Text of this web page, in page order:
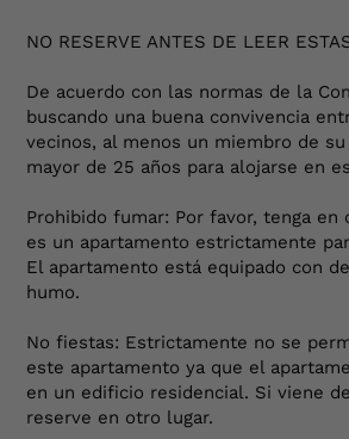
La ubicación del apartamento
principales atracciones
ciudad, como la Sagrada
Gótico y la Playa de la
estarás rodeado de una
restaurantes, tiendas y
entretenimiento, asegurando
Con su combinación de
ubicación céntrica, este
Cama Individual:0
Camas Dobles:2
Sofa Cama:0
Horas De Silencio:22h - 9h
Auto Check-In:
Hora Del Check-In: 15:00
Hora Del Check-Out:11:00
NO RESERVE ANTES DE LEER
De acuerdo con las normas de la
buscando una buena convivencia
vecinos, al menos un miembro de
mayor de 25 años para alojarse en
Prohibido fumar: Por favor, tenga en
es un apartamento estrictamente
El apartamento está equipado con
humo.
No fiestas: Estrictamente no se
este apartamento ya que el
en un edificio residencial. Si viene
reserve en otro lugar.